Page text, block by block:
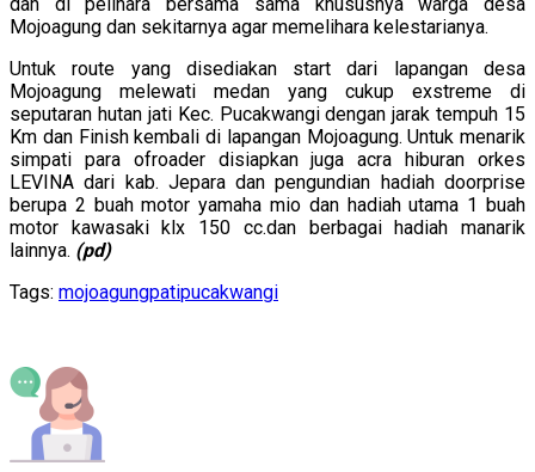
Mojoagung dan sekitarnya agar memelihara kelestarianya.
Untuk route yang disediakan start dari lapangan desa
Mojoagung melewati medan yang cukup exstreme di
seputaran hutan jati Kec. Pucakwangi dengan jarak tempuh 15
Km dan Finish kembali di lapangan Mojoagung. Untuk menarik
simpati para ofroader disiapkan juga acra hiburan orkes
LEVINA dari kab. Jepara dan pengundian hadiah doorprise
berupa 2 buah motor yamaha mio dan hadiah utama 1 buah
motor kawasaki klx 150 cc.dan berbagai hadiah manarik
lainnya. (pd)
Tags: mojoagungpatipucakwangi